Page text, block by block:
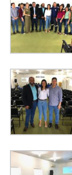
Para Você
Clube
Valores
Reserva
Ouvidoria